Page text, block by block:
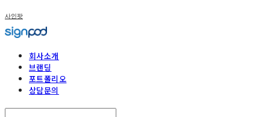
사인팟
회사소개
브랜딩
포트폴리오
상담문의